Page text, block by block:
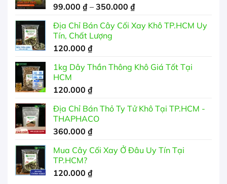
99.000 ₫ – 350.000 ₫Khoảng
từ
Địa Chỉ Bán Cây Cối Xay Khô TP.HCM Uy
Tín, Chất Lượng
120.000 ₫
1kg Dây Thần Thông Khô Giá Tốt Tại
HCM
120.000 ₫
Địa Chỉ Bán Thỏ Ty Tử Khô Tại TP.HCM -
THAPHACO
360.000 ₫
Mua Cây Cối Xay Ở Đâu Uy Tín Tại
TP.HCM?
120.000 ₫